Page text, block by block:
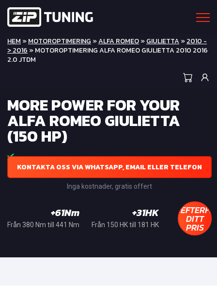
HEM »MOTOROPTIMERING »ALFA ROMEO»GIULIETTA »2010 -
> 2016 » MOTOROPTIMERING ALFA ROMEO GIULIETTA 2010 2016
2.0 JTDM
MORE POWER FOR YOUR
ALFA ROMEO GIULIETTA
(150 HP)
KONTAKTA OSS VIA WHATSAPP, EMAIL ELLER TELEFON
Inga kostnader, gratis offert
+61Nm
Från 380 Nm till 441 Nm
+31HK
Från 150 HK till 181 HK DITT
PRIS